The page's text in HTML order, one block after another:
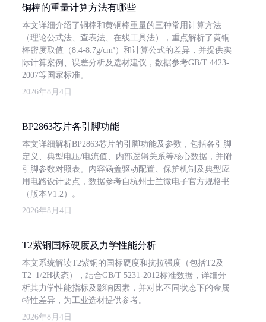
铜棒的重量计算方法有哪些
本文详细介绍了铜棒和黄铜棒重量的三种常用计算方法
（理论公式法、查表法、在线工具法），重点解析了黄铜
棒密度取值（8.4-8.7g/cm³）和计算公式的差异，并提供实
际计算案例、误差分析及选材建议，数据参考GB/T 4423-
2007等国家标准。
2026年8月4日
BP2863芯片各引脚功能
本文详细解析BP2863芯片的引脚功能及参数，包括各引脚
定义、典型电压/电流值、内部逻辑关系等核心数据，并附
引脚参数对照表。内容涵盖驱动配置、保护机制及典型应
用电路设计要点，数据参考自杭州士兰微电子官方规格书
（版本V1.2）。
2026年8月4日
T2紫铜国标硬度及力学性能分析
本文系统解读T2紫铜的国标硬度和抗拉强度（包括T2及
T2_1/2H状态），结合GB/T 5231-2012标准数据，详细分
析其力学性能指标及影响因素，并对比不同状态下的金属
特性差异，为工业选材提供参考。
2026年8月4日